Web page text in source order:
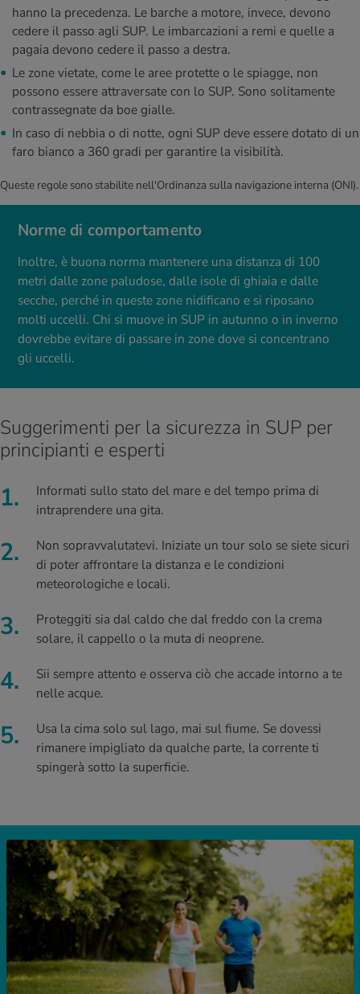
Norme di comportamento
Inoltre, è buona norma mantenere una distanza di 100
metri dalle zone paludose, dalle isole di ghiaia e dalle
secche, perché in queste zone nidificano e si riposano
molti uccelli. Chi si muove in SUP in autunno o in inverno
dovrebbe evitare di passare in zone dove si concentrano
gli uccelli.
hanno la precedenza. Le barche a motore, invece, devono
cedere il passo agli SUP. Le imbarcazioni a remi e quelle a
pagaia devono cedere il passo a destra.
Le zone vietate, come le aree protette o le spiagge, non
possono essere attraversate con lo SUP. Sono solitamente
contrassegnate da boe gialle.
In caso di nebbia o di notte, ogni SUP deve essere dotato di un
faro bianco a 360 gradi per garantire la visibilità.
Queste regole sono stabilite nell'Ordinanza sulla navigazione interna (ONI).
Suggerimenti per la sicurezza in SUP per
principianti e esperti
Informati sullo stato del mare e del tempo prima di
intraprendere una gita.
Non sopravvalutatevi. Iniziate un tour solo se siete sicuri
di poter affrontare la distanza e le condizioni
meteorologiche e locali.
Proteggiti sia dal caldo che dal freddo con la crema
solare, il cappello o la muta di neoprene.
Sii sempre attento e osserva ciò che accade intorno a te
nelle acque.
Usa la cima solo sul lago, mai sul fiume. Se dovessi
rimanere impigliato da qualche parte, la corrente ti
spingerà sotto la superficie.